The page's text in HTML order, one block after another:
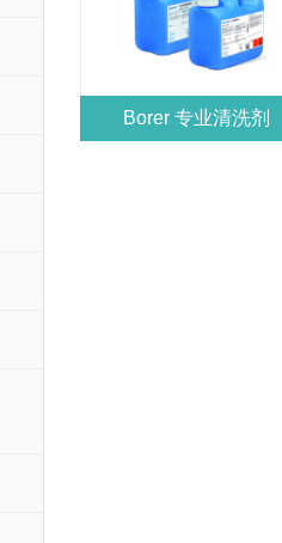
Borer 专业清洗剂